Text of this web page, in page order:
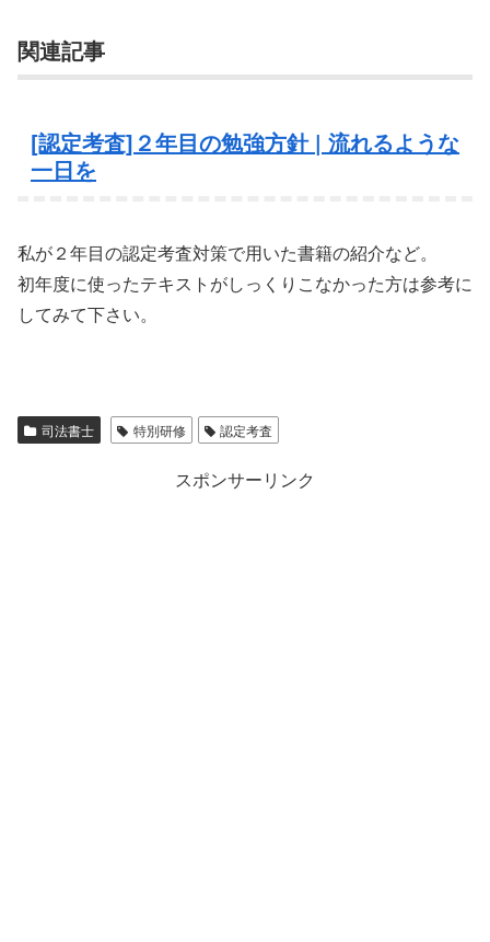
関連記事
[認定考査]２年目の勉強方針 | 流れるような
一日を
私が２年目の認定考査対策で用いた書籍の紹介など。
初年度に使ったテキストがしっくりこなかった方は参考に
してみて下さい。
司法書士 特別研修 認定考査
スポンサーリンク